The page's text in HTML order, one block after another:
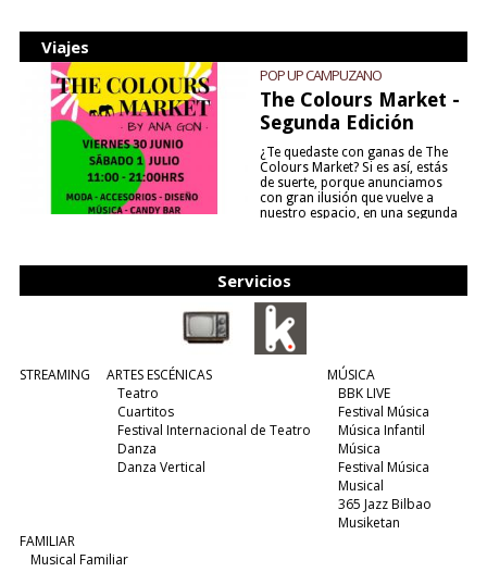
Viajes
POP UP CAMPUZANO
The Colours Market -
Segunda Edición
¿Te quedaste con ganas de The
Colours Market? Si es así, estás
de suerte, porque anunciamos
con gran ilusión que vuelve a
nuestro espacio, en una segunda
Servicios
STREAMING
ARTES ESCÉNICAS
Teatro
Cuartitos
Festival Internacional de Teatro
Danza
Danza Vertical
MÚSICA
BBK LIVE
Festival Música
Música Infantil
Música
Festival Música
Musical
365 Jazz Bilbao
Musiketan
FAMILIAR
Musical Familiar